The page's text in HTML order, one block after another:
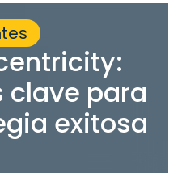
clave para
exitosa